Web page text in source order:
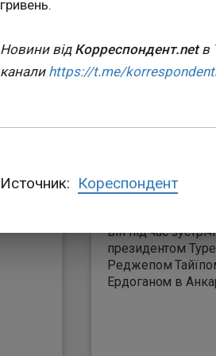
Володимир
глава РФ
хочуть укласти
вівторок, 7 липня.
Шкода, що це
багато часу. Але я
він під час
президентом
Реджепом
Ердоганом в
гривень.
Новини відКорреспондент.netв
канали https://t.me/
Источник: Кореспондент